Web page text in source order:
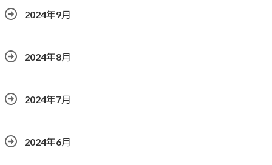
2024年9月
2024年8月
2024年7月
2024年6月